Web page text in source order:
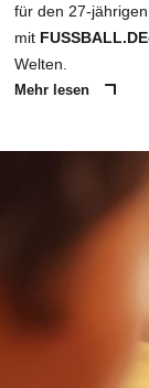
für den 27-
mit FUSSBALL.DE
Welten.
Mehr lesen